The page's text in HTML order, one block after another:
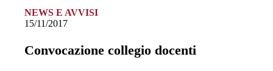
NEWS E AVVISI
15/11/2017
Convocazione collegio docenti